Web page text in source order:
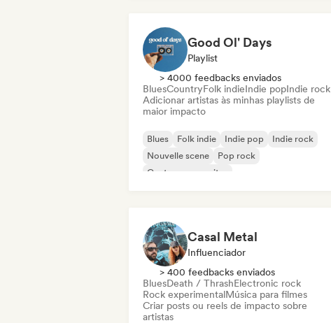
Good Ol' Days
Playlist
> 4000 feedbacks enviados
BluesCountryFolk indieIndie popIndie rock
Adicionar artistas às minhas playlists de
maior impacto
Blues Folk indie Indie pop
Indie rock
Nouvelle scene
Pop rock
Cantor-compositor
Casal Metal
Influenciador
> 400 feedbacks enviados
BluesDeath / ThrashElectronic rock
Rock experimentalMúsica para filmes
Criar posts ou reels de impacto sobre
artistas